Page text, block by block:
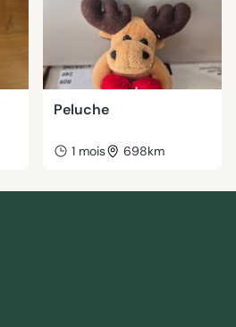
Peluche
1 mois 698km